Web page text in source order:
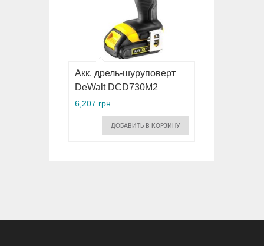
Акк. дрель-шуруповерт
DeWalt DCD730M2
6,207 грн.
ДОБАВИТЬ В КОРЗИНУ